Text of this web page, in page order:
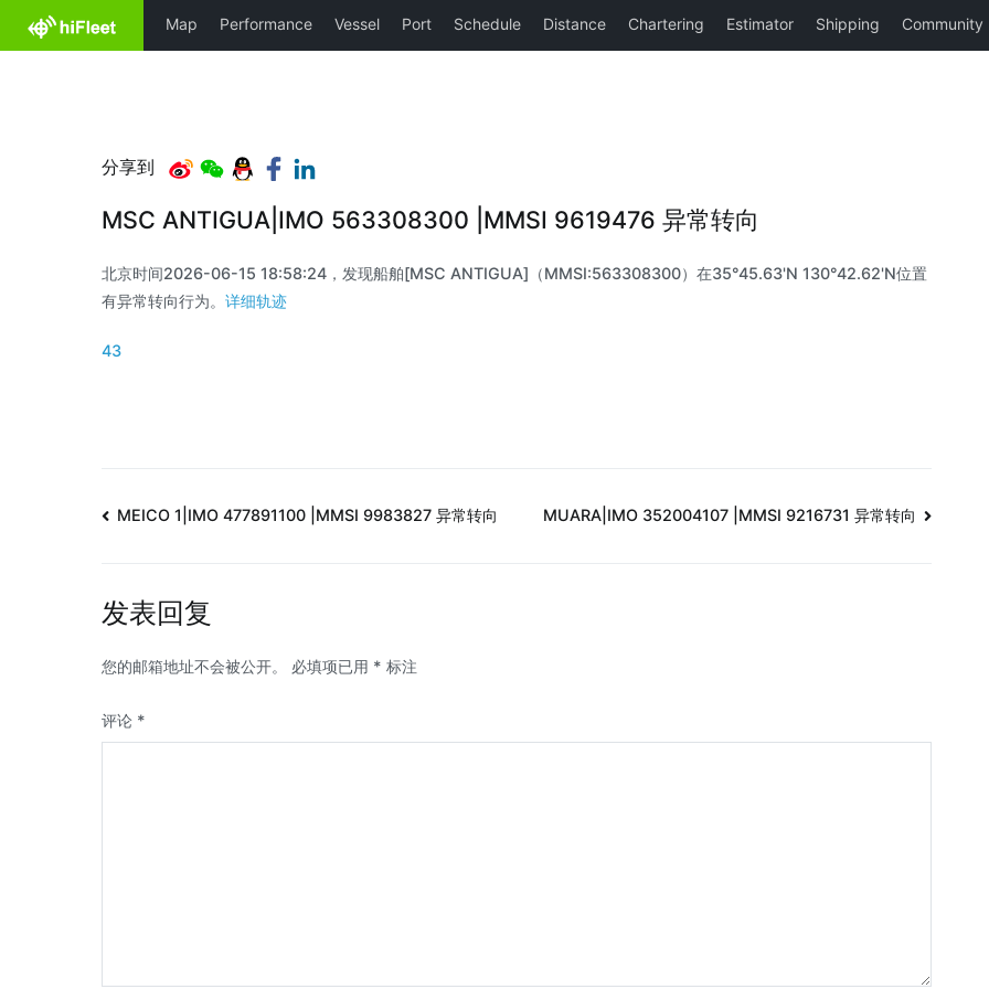
分享到
MSC ANTIGUA|IMO 563308300 |MMSI 9619476 异常转向
北京时间2026-06-15 18:58:24，发现船舶[MSC ANTIGUA]（MMSI:563308300）在35°45.63'N 130°42.62'N位置
有异常转向行为。 详细轨迹
43
MEICO 1|IMO 477891100 |MMSI 9983827 异常转向 MUARA|IMO 352004107 |MMSI 9216731 异常转向
发表回复
您的邮箱地址不会被公开。 必填项已用 * 标注
评论 *